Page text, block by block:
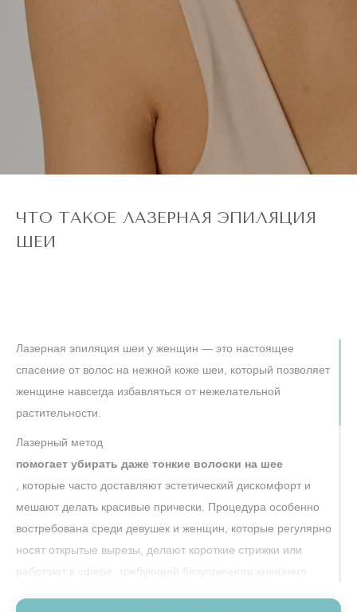
ЧТО ТАКОЕ ЛАЗЕРНАЯ ЭПИЛЯЦИЯ
ШЕИ
Лазерная эпиляция шеи у женщин — это настоящее
спасение от волос на нежной коже шеи, который позволяет
женщине навсегда избавляться от нежелательной
растительности.
Лазерный метод
помогает убирать даже тонкие волоски на шее
, которые часто доставляют эстетический дискомфорт и
мешают делать красивые прически. Процедура особенно
востребована среди девушек и женщин, которые регулярно
носят открытые вырезы, делают короткие стрижки или
работают в сфере, требующей безупречного внешнего